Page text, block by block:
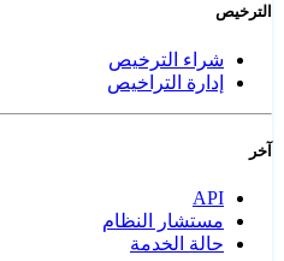
الترخيص
شراء الترخيص
إدارة التراخيص
آخر
API
مستشار النظام
حالة الخدمة